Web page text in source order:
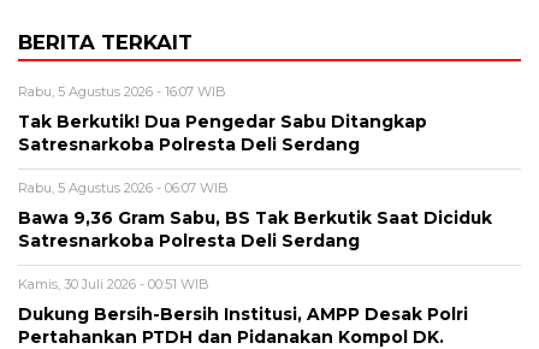
BERITA TERKAIT
Rabu, 5 Agustus 2026 - 16:07 WIB
Tak Berkutik! Dua Pengedar Sabu Ditangkap
Satresnarkoba Polresta Deli Serdang
Rabu, 5 Agustus 2026 - 06:07 WIB
Bawa 9,36 Gram Sabu, BS Tak Berkutik Saat Diciduk
Satresnarkoba Polresta Deli Serdang
Kamis, 30 Juli 2026 - 00:51 WIB
Dukung Bersih-Bersih Institusi, AMPP Desak Polri
Pertahankan PTDH dan Pidanakan Kompol DK.